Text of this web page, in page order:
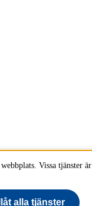
Vissa tjänster är
alla tjänster